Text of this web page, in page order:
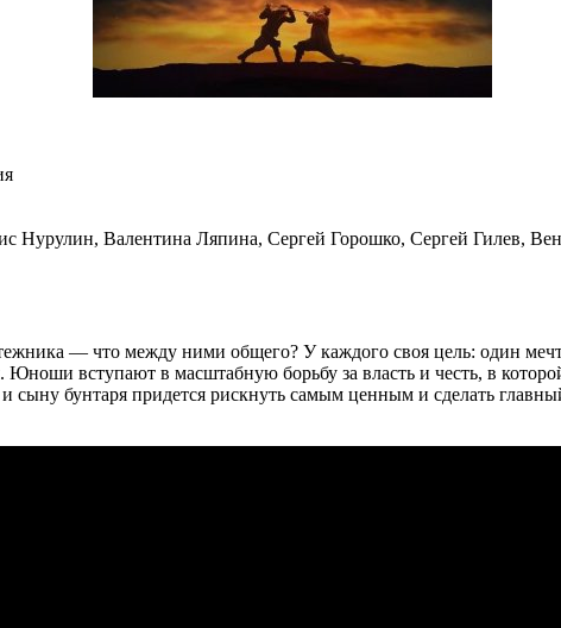
Нурулин, Валентина Ляпина, Сергей Горошко, Сергей Гилев,
— что между ними общего? У каждого своя цель: один
вступают в масштабную борьбу за власть и честь, в
сыну бунтаря придется рискнуть самым ценным и сделать